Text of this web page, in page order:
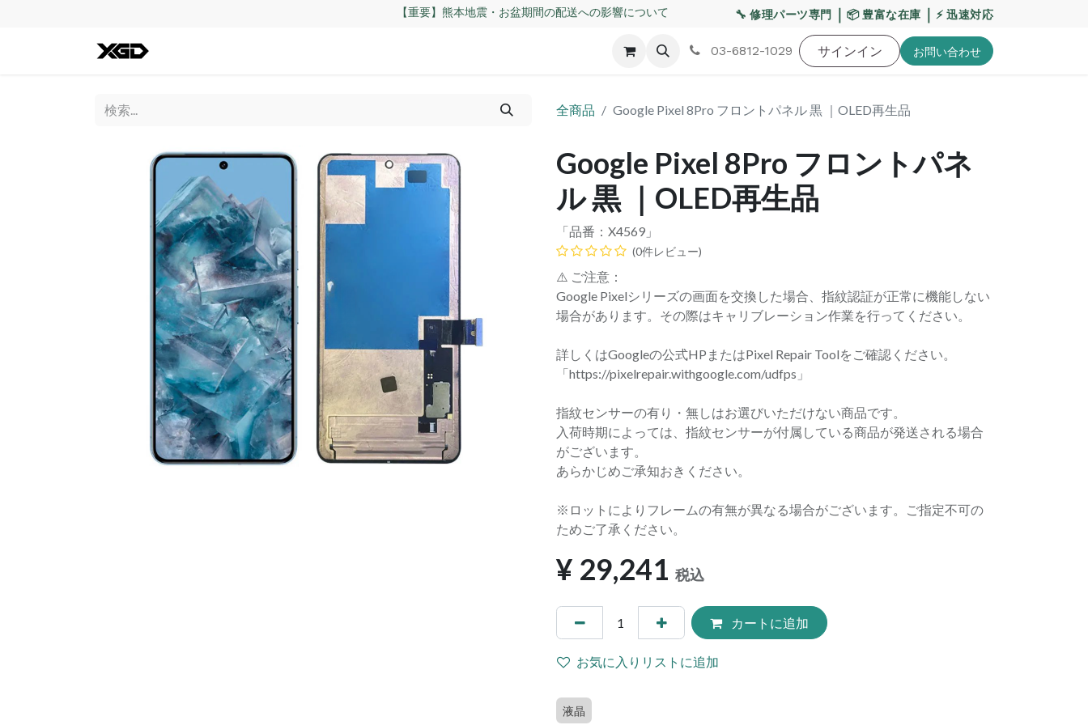
【重要】熊本地震・お盆期間の配送への影響について 【重要】平日の当日発送締切時間を17:00へ変更いたします
🔧 修理パーツ専門 ｜ 📦 豊富な在庫 ｜ ⚡ 迅速対応
不良交換規定 ゲーム機 バッテリー 工具・備品 特価品 ポイントに関して
03-6812-1029 サインイン お問い​合わせ
全商品 Google Pixel 8Pro フロントパネル 黒 ｜OLED再生品
Google Pixel 8Pro フロントパネ
ル 黒 ｜OLED再生品
「品番： X4569 」
(0件レビュー)
⚠️ ご注意：
Google Pixelシリーズの画面を交換した場合、指紋認証が正常に機能しない
場合があります。その際はキャリブレーション作業を行ってください。
詳しくはGoogleの公式HPまたはPixel Repair Toolをご確認ください。
「https://pixelrepair.withgoogle.com/udfps」
指紋センサーの有り・無しはお選びいただけない商品です。
入荷時期によっては、指紋センサーが付属している商品が発送される場合
がございます。
あらかじめご承知おきください。
※ロットによりフレームの有無が異なる場合がございます。ご指定不可の
ためご了承ください。
¥ 29,241 税込
カートに追加
お気に入りリストに追加
液晶